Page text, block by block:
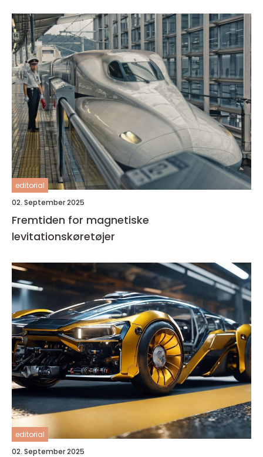
editorial
02. September 2025
Fremtiden for magnetiske
levitationskøretøjer
editorial
02. September 2025